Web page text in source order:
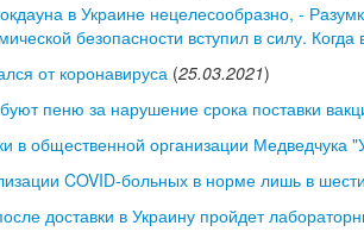
в Украине нецелесообразно, -
безопасности вступил в силу. Когда
от коронавируса (25.03.2021)
пеню за нарушение срока поставки
в общественной организации Медведчука
COVID-больных в норме лишь в
доставки в Украину пройдет